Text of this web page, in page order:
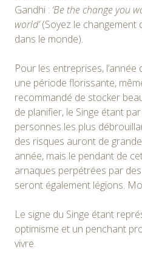
Gandhi : ‘Be the change you
world’(Soyez le changement
dans le monde).
Pour les entreprises,
une période florissante,
recommandé de stocker
de planifier, le Singe étant
personnes les plus
des risques auront de
année, mais le pendant de
arnaques perpétrées par
seront également légions.
Le signe du Singe étant
optimisme et un penchant
vivre.